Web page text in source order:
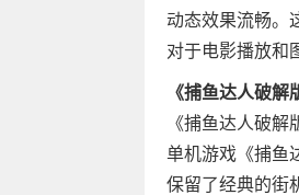
动态效果流畅。
对于电影播放和
《捕鱼达人破解
《捕鱼达人破
单机游戏《捕鱼
保留了经典的街